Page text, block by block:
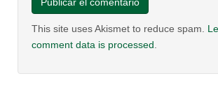
This site uses Akismet to reduce spam.
comment data is processed